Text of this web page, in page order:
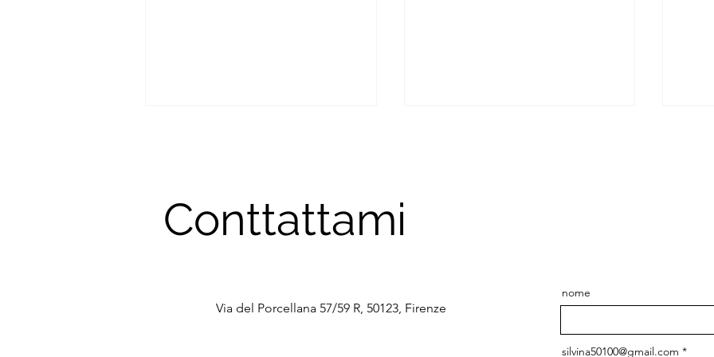
gli
Conttattami
Via del Porcellana 57/59 R, 50123, Firenze
nome
silvina50100@gmail.com